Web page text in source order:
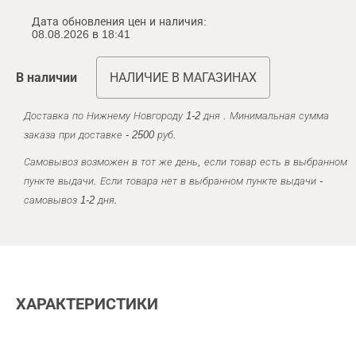
Дата обновления цен и наличия:
08.08.2026 в 18:41
В наличии НАЛИЧИЕ В МАГАЗИНАХ
Доставка по Нижнему Новгороду 1-2 дня . Минимальная сумма
заказа при доставке - 2500 руб.
Самовывоз возможен в тот же день, если товар есть в выбранном
пункте выдачи. Если товара нет в выбранном пункте выдачи -
самовывоз 1-2 дня.
ХАРАКТЕРИСТИКИ